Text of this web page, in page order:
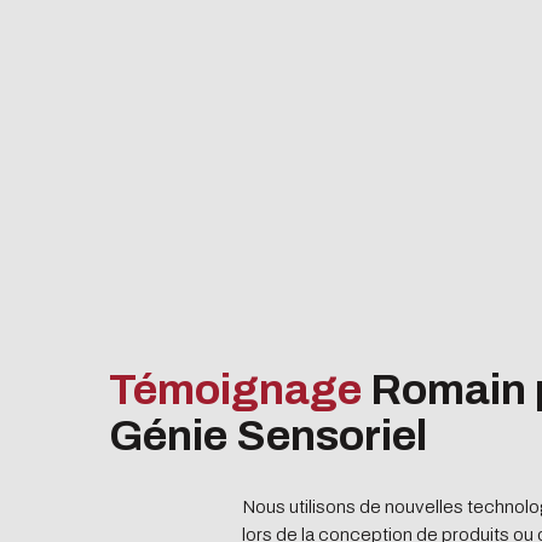
nos serveurs et
de pourriel
Témoignage Romain
Génie Sensoriel
Nous utilisons de nouvelles
lors de la conception de produits